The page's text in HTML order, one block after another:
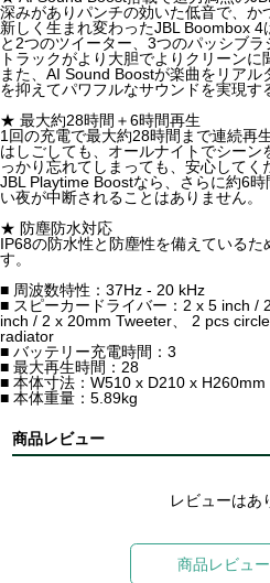
深みがありパンチの効いた低音で、か
新しく生まれ変わったJBL Boombox
と2つのツイーター、3つのパッシブ
トラックがより大胆でよりクリーンに
また、AI Sound Boostが楽曲をリア
を抑えてパワフルなサウンドを実現す
★ 最大約28時間＋6時間再生
1回の充電で最大約28時間まで連続再
はしごしても、オールナイトでシーン
っかり忘れてしまっても、安心してく
JBL Playtime Boostなら、さらに約6
い夜が中断されることはありません。
★ 防塵防水対応
IP68の防水性と防塵性を備えているた
す。
■ 周波数特性：37Hz - 20 kHz
■ スピーカードライバー：2 x 5 inch /
inch / 2 x 20mm Tweeter、 2 pcs
radiator
■ バッテリー充電時間：3
■ 最大再生時間：28
■ 本体寸法：W510 x D210 x H260mm
■ 本体重量：5.89kg
商品レビュー
レビューはあ
商品レビュー